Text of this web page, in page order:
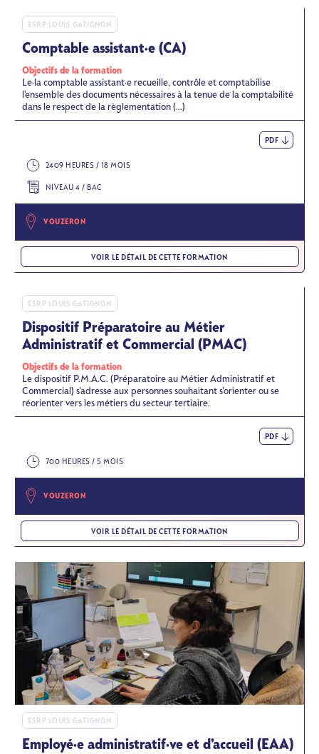
ESRP LOUIS GATIGNON
Comptable assistant·e (CA)
Objectifs de la formation
Le·la comptable assistant·e recueille, contrôle et comptabilise
l'ensemble des documents nécessaires à la tenue de la comptabilité
dans le respect de la règlementation (...)
PDF
2409 HEURES / 18 MOIS
NIVEAU 4 / BAC
VOUZERON
VOIR LE DÉTAIL DE CETTE FORMATION
ESRP LOUIS GATIGNON
Dispositif Préparatoire au Métier
Administratif et Commercial (PMAC)
Objectifs de la formation
Le dispositif P.M.A.C. (Préparatoire au Métier Administratif et
Commercial) s’adresse aux personnes souhaitant s’orienter ou se
réorienter vers les métiers du secteur tertiaire.
PDF
700 HEURES / 5 MOIS
VOUZERON
VOIR LE DÉTAIL DE CETTE FORMATION
ESRP LOUIS GATIGNON
Employé·e administratif·ve et d’accueil (EAA)